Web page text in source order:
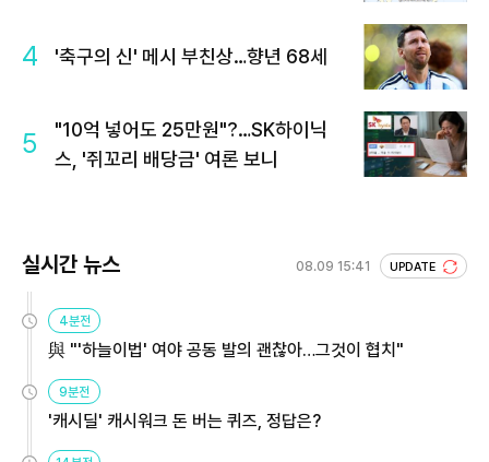
4 '축구의 신' 메시 부친상…향년 68세
5
"10억 넣어도 25만원"?…SK하이닉
스, '쥐꼬리 배당금' 여론 보니
실시간 뉴스 08.09 15:41 UPDATE
4분전
與 "'하늘이법' 여야 공동 발의 괜찮아…그것이 협치"
9분전
'캐시딜' 캐시워크 돈 버는 퀴즈, 정답은?